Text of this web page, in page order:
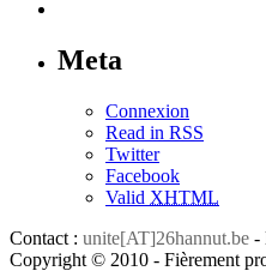
Meta
Connexion
Read in RSS
Twitter
Facebook
Valid XHTML
Contact : unite[AT]26hannut.be -
Copyright © 2010 - Fièrement